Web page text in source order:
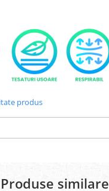
produs
Produse similare